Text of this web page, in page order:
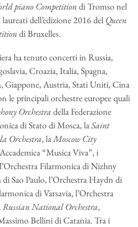
piano Competitiondi Tromso nel
dell’edizione 2016 del Queen
di Bruxelles.
ha tenuto concerti in Russia,
Croazia, Italia, Spagna,
Giappone, Austria, Stati Uniti, Cina
le principali orchestre europee quali
Orchestra della Federazione
di Stato di Mosca, laSaint
Orchestra, laMoscow City
“Musica Viva”, i
Filarmonica di Nizhny
Sao Paulo, l’Orchestra Haydn di
di Varsavia, l’Orchestra
Russian National Orchestra,
Bellini di Catania. Tra i